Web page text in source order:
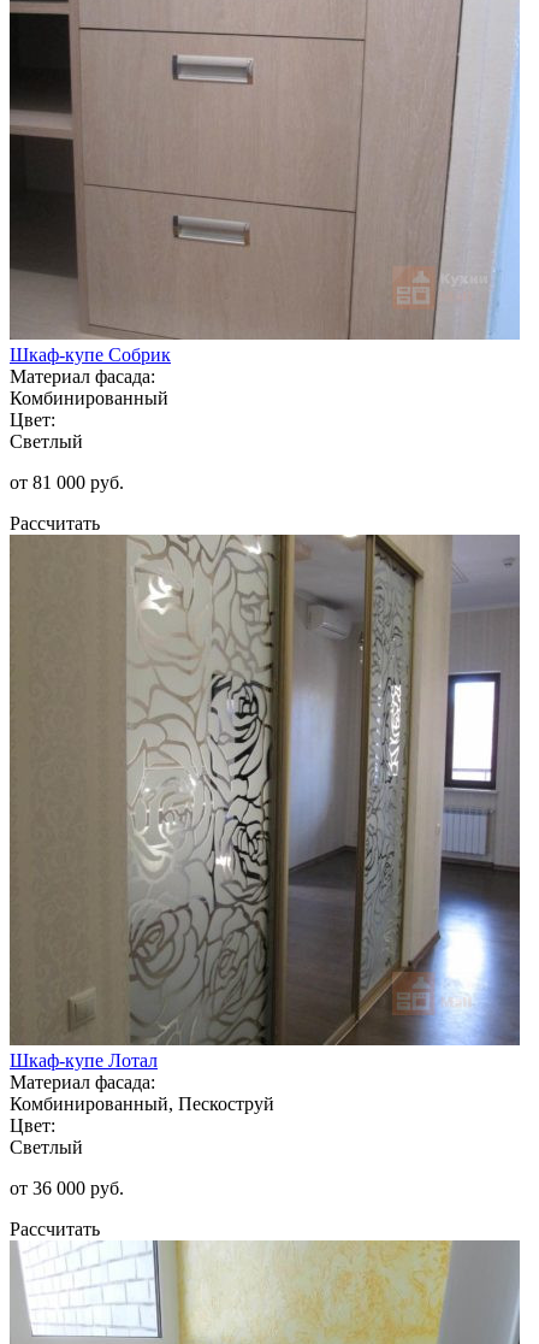
Шкаф-купе Собрик
Материал фасада:
Комбинированный
Цвет:
Светлый
от 81 000 руб.
Рассчитать
Шкаф-купе Лотал
Материал фасада:
Комбинированный, Пескоструй
Цвет:
Светлый
от 36 000 руб.
Рассчитать